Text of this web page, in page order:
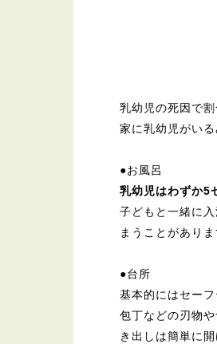
乳幼児の死因で
家に乳幼児がい
●お風呂
乳幼児はわずか5
子どもと一緒に
まうことがありま
●台所
基本的にはセー
包丁などの刃物
き出しは簡単に